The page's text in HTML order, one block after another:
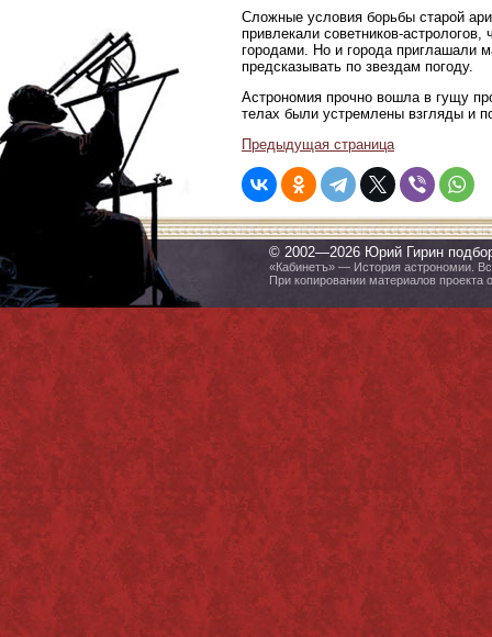
Сложные условия борьбы старой
привлекали советников-
городами. Но и города приглашали
предсказывать по звездам погоду.
Астрономия прочно вошла в гущу
телах были устремлены взгляды и
Предыдущая страница
© 2002—2026 Юрий Гирин
«Кабинетъ» — История астрономии.
При копировании материалов проекта